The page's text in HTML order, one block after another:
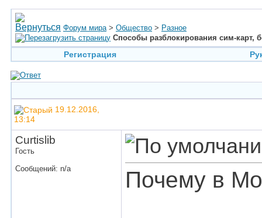
Форум мира > Общество > Разное
Способы разблокирования сим-карт,
Регистрация
19.12.2016,
13:14
Curtislib
Гость
Сообщений: n/a
Почему в